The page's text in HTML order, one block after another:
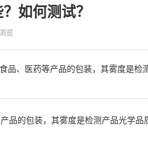
如何测试？
览
品、医药等产品的包装，其雾度是检
品的包装，其雾度是检测产品光学品